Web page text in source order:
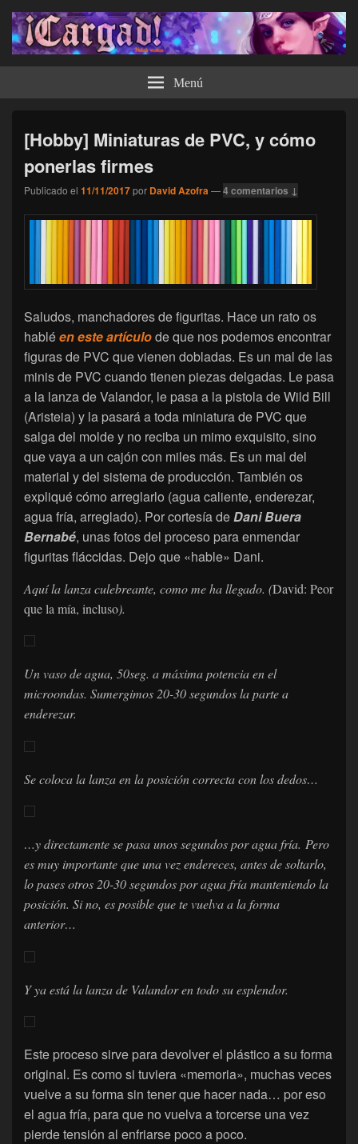
¡Cargad! Menú
[Hobby] Miniaturas de PVC, y cómo
ponerlas firmes
Publicado el 11/11/2017por David Azofra—4 comentarios ↓
Saludos, manchadores de figuritas. Hace un rato os
habléen este artículode que nos podemos encontrar
figuras de PVC que vienen dobladas. Es un mal de las
minis de PVC cuando tienen piezas delgadas. Le pasa
a la lanza de Valandor, le pasa a la pistola de Wild Bill
(Aristeia) y la pasará a toda miniatura de PVC que
salga del molde y no reciba un mimo exquisito, sino
que vaya a un cajón con miles más. Es un mal del
material y del sistema de producción. También os
expliqué cómo arreglarlo (agua caliente, enderezar,
agua fría, arreglado). Por cortesía deDani Buera
Bernabé, unas fotos del proceso para enmendar
figuritas fláccidas. Dejo que «hable» Dani.
Aquí la lanza culebreante, como me ha llegado. (David: Peor
que la mía, incluso).
Un vaso de agua, 50seg. a máxima potencia en el
microondas. Sumergimos 20-30 segundos la parte a
enderezar.
Se coloca la lanza en la posición correcta con los dedos…
…y directamente se pasa unos segundos por agua fría. Pero
es muy importante que una vez endereces, antes de soltarlo,
lo pases otros 20-30 segundos por agua fría manteniendo la
posición. Si no, es posible que te vuelva a la forma
anterior…
Y ya está la lanza de Valandor en todo su esplendor.
Este proceso sirve para devolver el plástico a su forma
original. Es como si tuviera «memoria», muchas veces
vuelve a su forma sin tener que hacer nada… por eso
el agua fría, para que no vuelva a torcerse una vez
pierde tensión al enfriarse poco a poco.